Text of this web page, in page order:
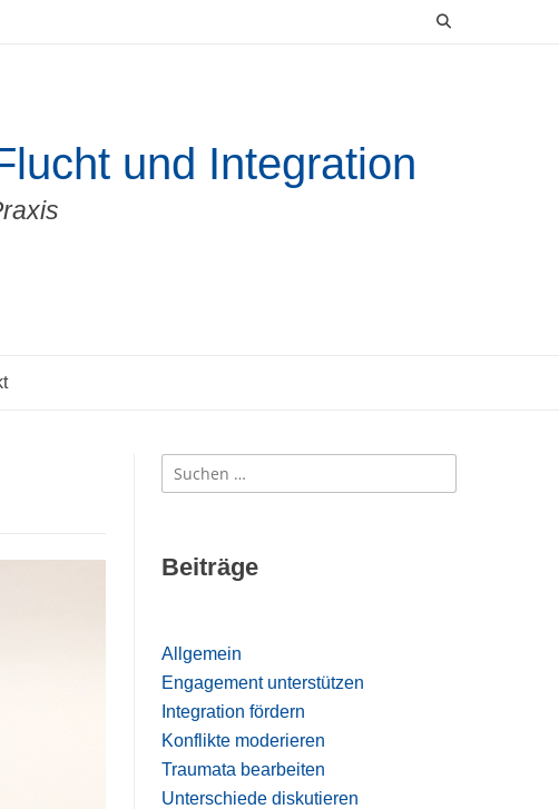
und Integration
Suchen
nach:
Beiträge
Allgemein
Engagement unterstützen
Integration fördern
Konflikte moderieren
Traumata bearbeiten
Unterschiede diskutieren